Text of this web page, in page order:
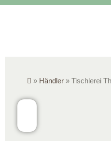
» Händler» Tischlerei